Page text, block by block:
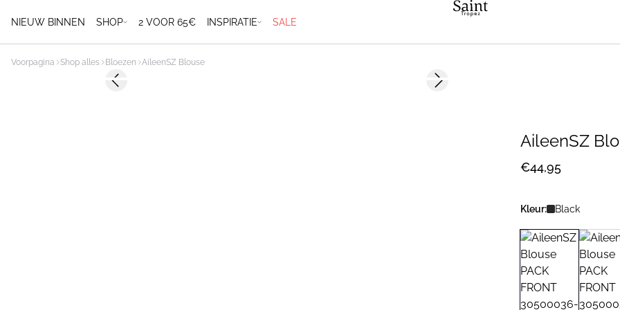
NIEUW BINNEN SHOP 2 VOOR 65€ INSPIRATIE SALE
Voorpagina Shop alles Bloezen AileenSZ Blouse
Previous slide Next slide
AileenSZ
€44,95
Kleur: Black